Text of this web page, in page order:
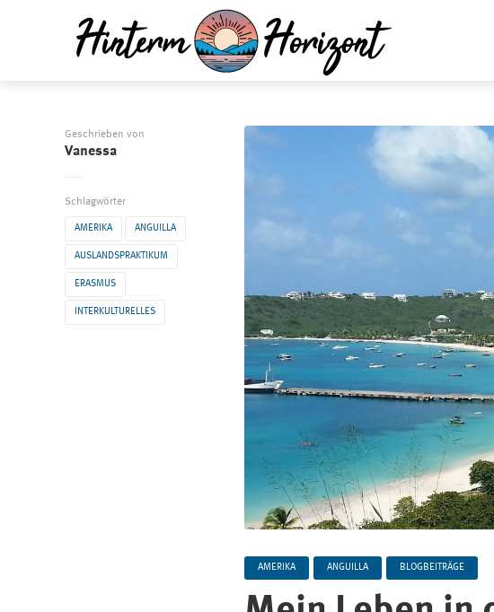
Geschrieben von
Vanessa
Schlagwörter
AMERIKA ANGUILLA
AUSLANDSPRAKTIKUM
ERASMUS
INTERKULTURELLES
AMERIKA ANGUILLA BLOGBEITRÄGE